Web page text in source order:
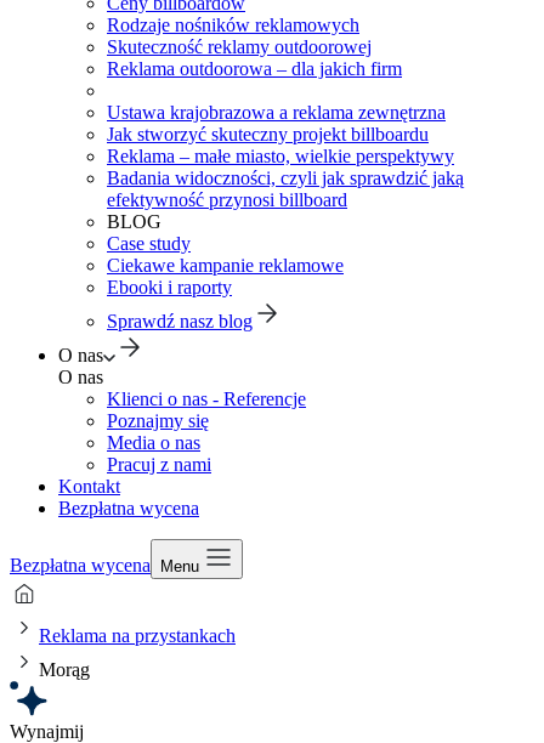
Rodzaje nośników reklamowych
Skuteczność reklamy outdoorowej
Reklama outdoorowa – dla jakich firm
Ustawa krajobrazowa a reklama zewnętrzna
Jak stworzyć skuteczny projekt billboardu
Reklama – małe miasto, wielkie perspektywy
Badania widoczności, czyli jak sprawdzić jaką
efektywność przynosi billboard
BLOG
Case study
Ciekawe kampanie reklamowe
Ebooki i raporty
Sprawdź nasz blog
O nas
O nas
Klienci o nas - Referencje
Poznajmy się
Media o nas
Pracuj z nami
Kontakt
Bezpłatna wycena
Bezpłatna wycena Menu
Reklama na przystankach
Morąg
Wynajmij